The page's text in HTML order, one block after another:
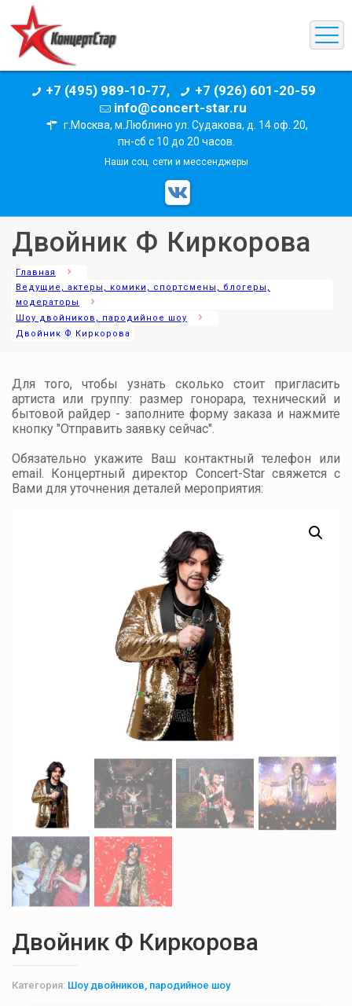
+7 (495) 989-10-77,
+7 (926) 601-20-59
info@concert-star.ru
г.Москва, м.Люблино ул. Судакова, д. 14 оф. 20,
пн-сб с 10 до 20 часов.
Наши соц. сети и мессенджеры
Двойник Ф Киркорова
Главная
Ведущие, актеры, комики, спортсмены, блогеры,
модераторы
Шоу двойников, пародийное шоу
Двойник Ф Киркорова
Для того, чтобы узнать сколько стоит пригласить
артиста или группу: размер гонорара, технический и
бытовой райдер - заполните форму заказа и нажмите
кнопку "Отправить заявку сейчас".
Обязательно укажите Ваш контактный телефон или
email. Концертный директор Concert-Star свяжется с
Вами для уточнения деталей мероприятия:
Двойник Ф Киркорова
Категория: Шоу двойников, пародийное шоу